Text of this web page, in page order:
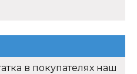
в покупателях наш